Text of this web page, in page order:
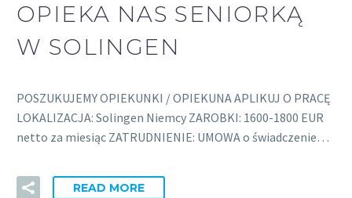
OPIEKA NAS SENIORKĄ
W SOLINGEN
POSZUKUJEMY OPIEKUNKI / OPIEKUNA APLIKUJ O PRACĘ
LOKALIZACJA: Solingen Niemcy ZAROBKI: 1600-1800 EUR
netto za miesiąc ZATRUDNIENIE: UMOWA o świadczenie…
READ MORE